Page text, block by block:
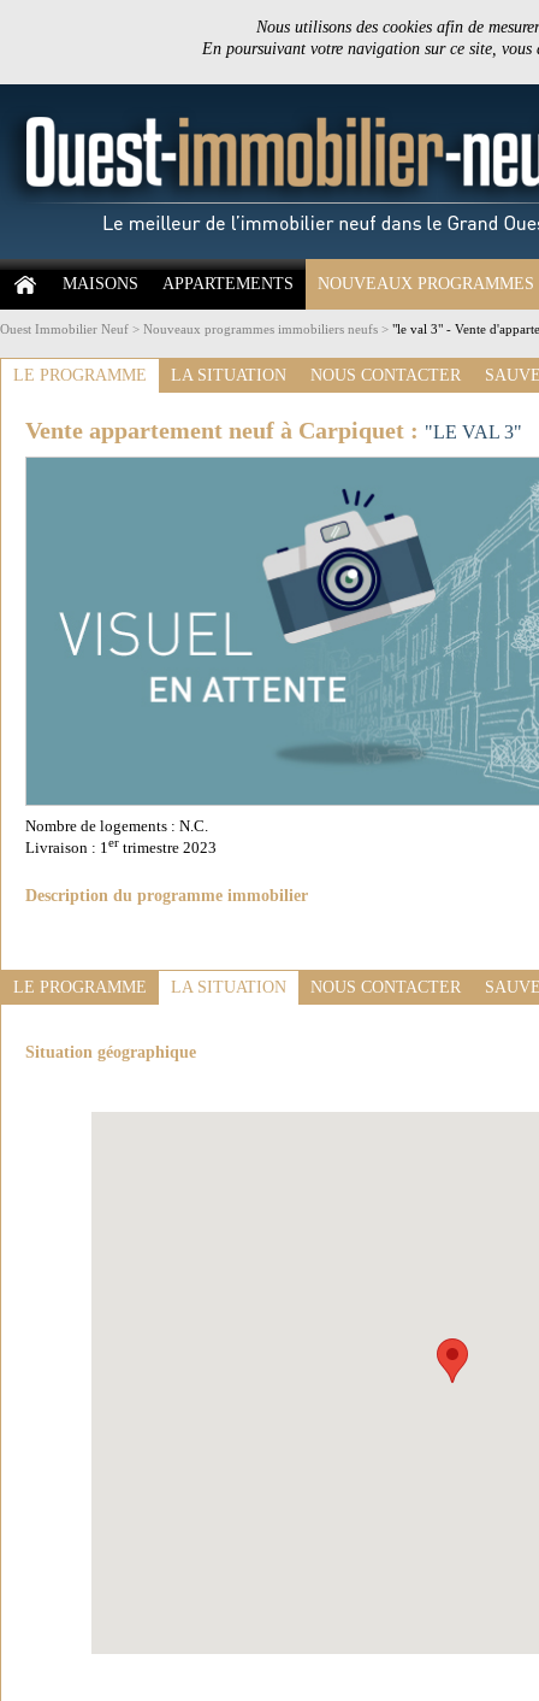
Nous utilisons des cookies afin de
En poursuivant votre navigation sur ce site,
MAISONS APPARTEMENTS NOUVEAUX PROGRAMMES
Ouest Immobilier Neuf > Nouveaux programmes immobiliers neufs > "le val 3" - Vente
LE PROGRAMME LA SITUATION NOUS CONTACTER
Vente appartement neuf à Carpiquet : "LE VAL 3"
Nombre de logements : N.C.
Livraison : 1er trimestre 2023
Description du programme immobilier
LE PROGRAMME LA SITUATION NOUS CONTACTER
Situation géographique